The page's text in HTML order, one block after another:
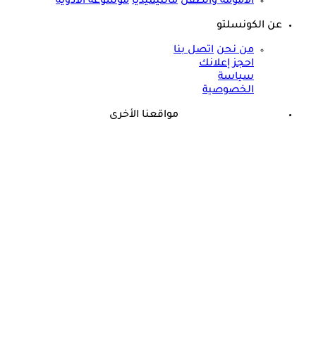
عن الكونسلتو
من نحن اتصل بنا
احجز إعلانك
سياسة
الخصوصية
مواقعنا الأخرى